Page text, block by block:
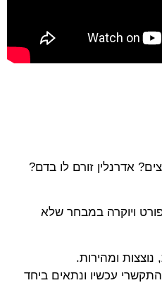
אדרנלין זורם לו בדם?
ויוקרה במבחר שלא
ומהירות.
עכשיו ונתאים ביחד